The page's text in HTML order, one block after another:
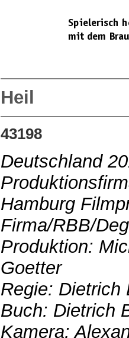
Heil
43198
Deutschland
Hamburg
Firma/RBB/
Produktion:
Goetter
Regie: Dietrich
Buch: Dietrich
Kamera: